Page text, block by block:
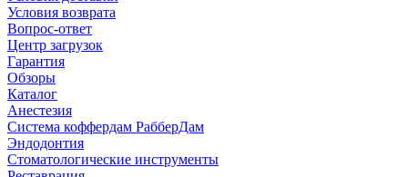
Условия возврата
Вопрос-ответ
Центр загрузок
Гарантия
Обзоры
Каталог
Анестезия
Система коффердам РабберДам
Эндодонтия
Стоматологические инструменты